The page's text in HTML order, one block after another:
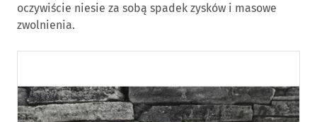
oczywiście niesie za sobą spadek zysków i masowe
zwolnienia.